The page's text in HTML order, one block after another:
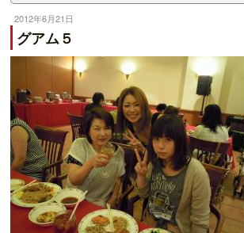
2012年6月21日
グアム５